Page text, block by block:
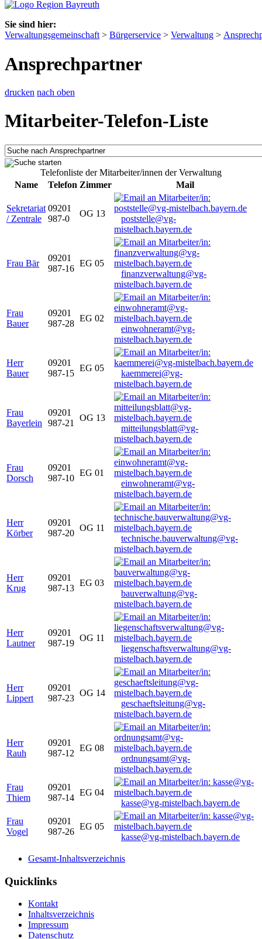
Sie sind hier:
Verwaltungsgemeinschaft > Bürgerservice > Verwaltung >
Ansprechpartner
drucken nach oben
Mitarbeiter-Telefon-Liste
Telefonliste der Mitarbeiter/innen der Verwaltung
Name
Telefon Zimmer Mail
Sekretariat
/ Zentrale
09201
987-0
OG 13
poststelle@vg-
mistelbach.bayern.de
Frau Bär
09201
987-16
EG 05
finanzverwaltung@vg-
mistelbach.bayern.de
Frau
Bauer
09201
987-28
EG 02
einwohneramt@vg-
mistelbach.bayern.de
Herr
Bauer
09201
987-15
EG 05
kaemmerei@vg-
mistelbach.bayern.de
Frau
Bayerlein
09201
987-21
OG 13
mitteilungsblatt@vg-
mistelbach.bayern.de
Frau
Dorsch
09201
987-10
EG 01
einwohneramt@vg-
mistelbach.bayern.de
Herr
Körber
09201
987-20
OG 11
technische.bauverwaltung@vg-
mistelbach.bayern.de
Herr
Krug
09201
987-13
EG 03
bauverwaltung@vg-
mistelbach.bayern.de
Herr
Lautner
09201
987-19
OG 11
liegenschaftsverwaltung@vg-
mistelbach.bayern.de
Herr
Lippert
09201
987-23
OG 14
geschaeftsleitung@vg-
mistelbach.bayern.de
Herr
Rauh
09201
987-12
EG 08
ordnungsamt@vg-
mistelbach.bayern.de
Frau
Thiem
09201
987-14
EG 04
kasse@vg-mistelbach.bayern.de
Frau
Vogel
09201
987-26
EG 05
kasse@vg-mistelbach.bayern.de
Gesamt-Inhaltsverzeichnis
Quicklinks
Kontakt
Inhaltsverzeichnis
Impressum
Datenschutz